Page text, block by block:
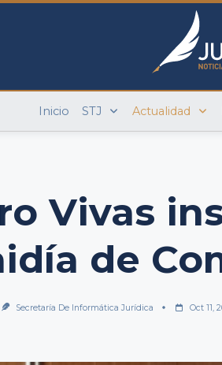
Inicio STJ Actualidad
Vivas
de
Secretaría De Informática Jurídica Oct 11,